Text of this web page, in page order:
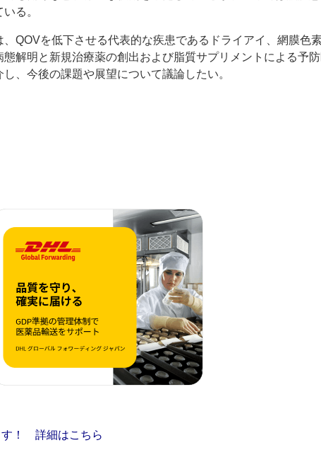
る。
QOVを低下させる代表的な疾患であるドライアイ、網膜色
解明と新規治療薬の創出および脂質サプリメントによる予
、今後の課題や展望について議論したい。
す！ 詳細はこちら